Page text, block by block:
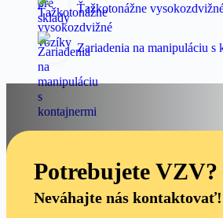
Ťažkotonážne
Zariadenia na manipuláciu s
Potrebujete VZV?
Neváhajte nás kontaktovať!